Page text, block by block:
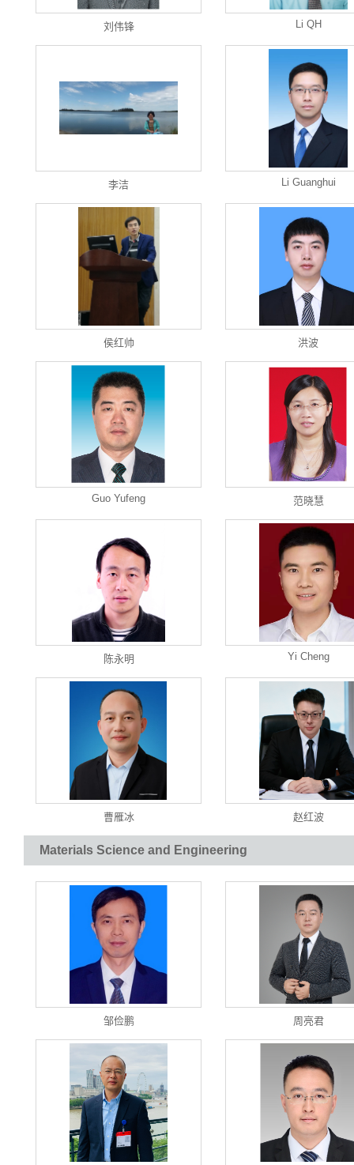
刘伟锋 Li QH
李洁 Li Guanghui
侯红帅 洪波
Guo Yufeng 范晓慧
陈永明 Yi Cheng
曹雁冰 赵红波
Materials Science and Engineering
邹俭鹏 周亮君